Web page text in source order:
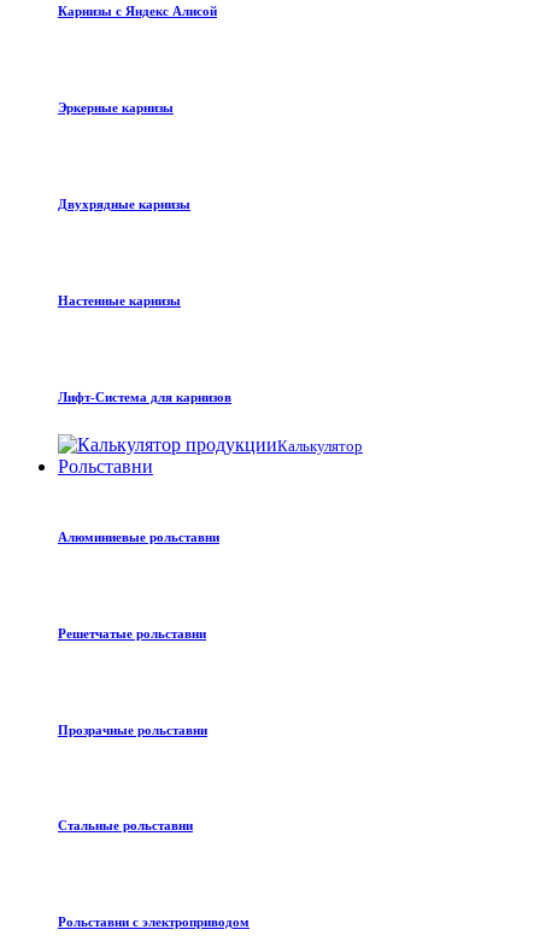
Карнизы с Яндекс Алисой
Эркерные карнизы
Двухрядные карнизы
Настенные карнизы
Лифт-Система для карнизов
Калькулятор
Рольставни
Алюминиевые рольставни
Решетчатые рольставни
Прозрачные рольставни
Стальные рольставни
Рольставни с электроприводом